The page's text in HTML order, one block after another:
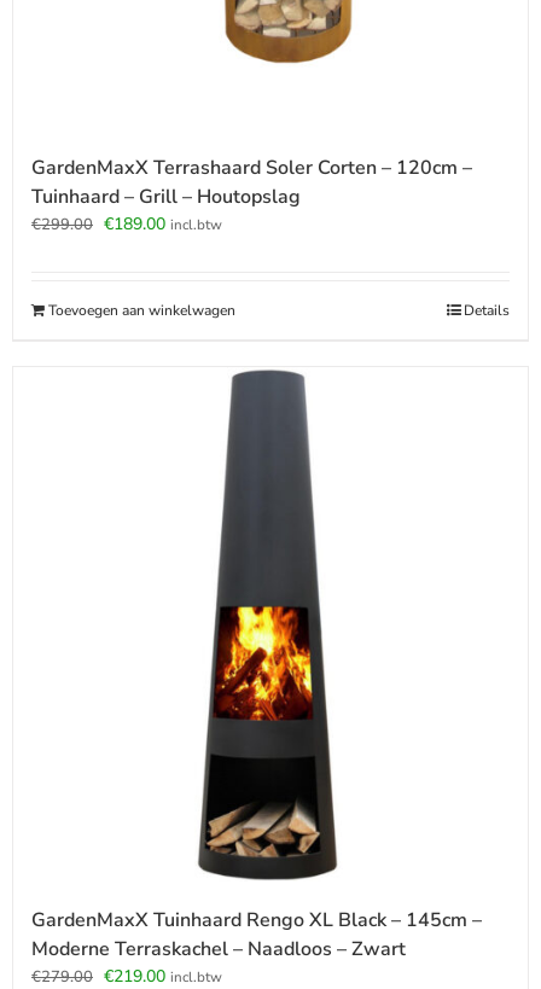
GardenMaxX Terrashaard Soler Corten – 120cm –
Tuinhaard – Grill – Houtopslag
€299.00 Oorspronkelijke
€299.00.
€189.00Huidige
€189.00.
incl.btw
Toevoegen aan winkelwagen Details
GardenMaxX Tuinhaard Rengo XL Black – 145cm –
Moderne Terraskachel – Naadloos – Zwart
€279.00 Oorspronkelijke
€219.00Huidige
incl.btw